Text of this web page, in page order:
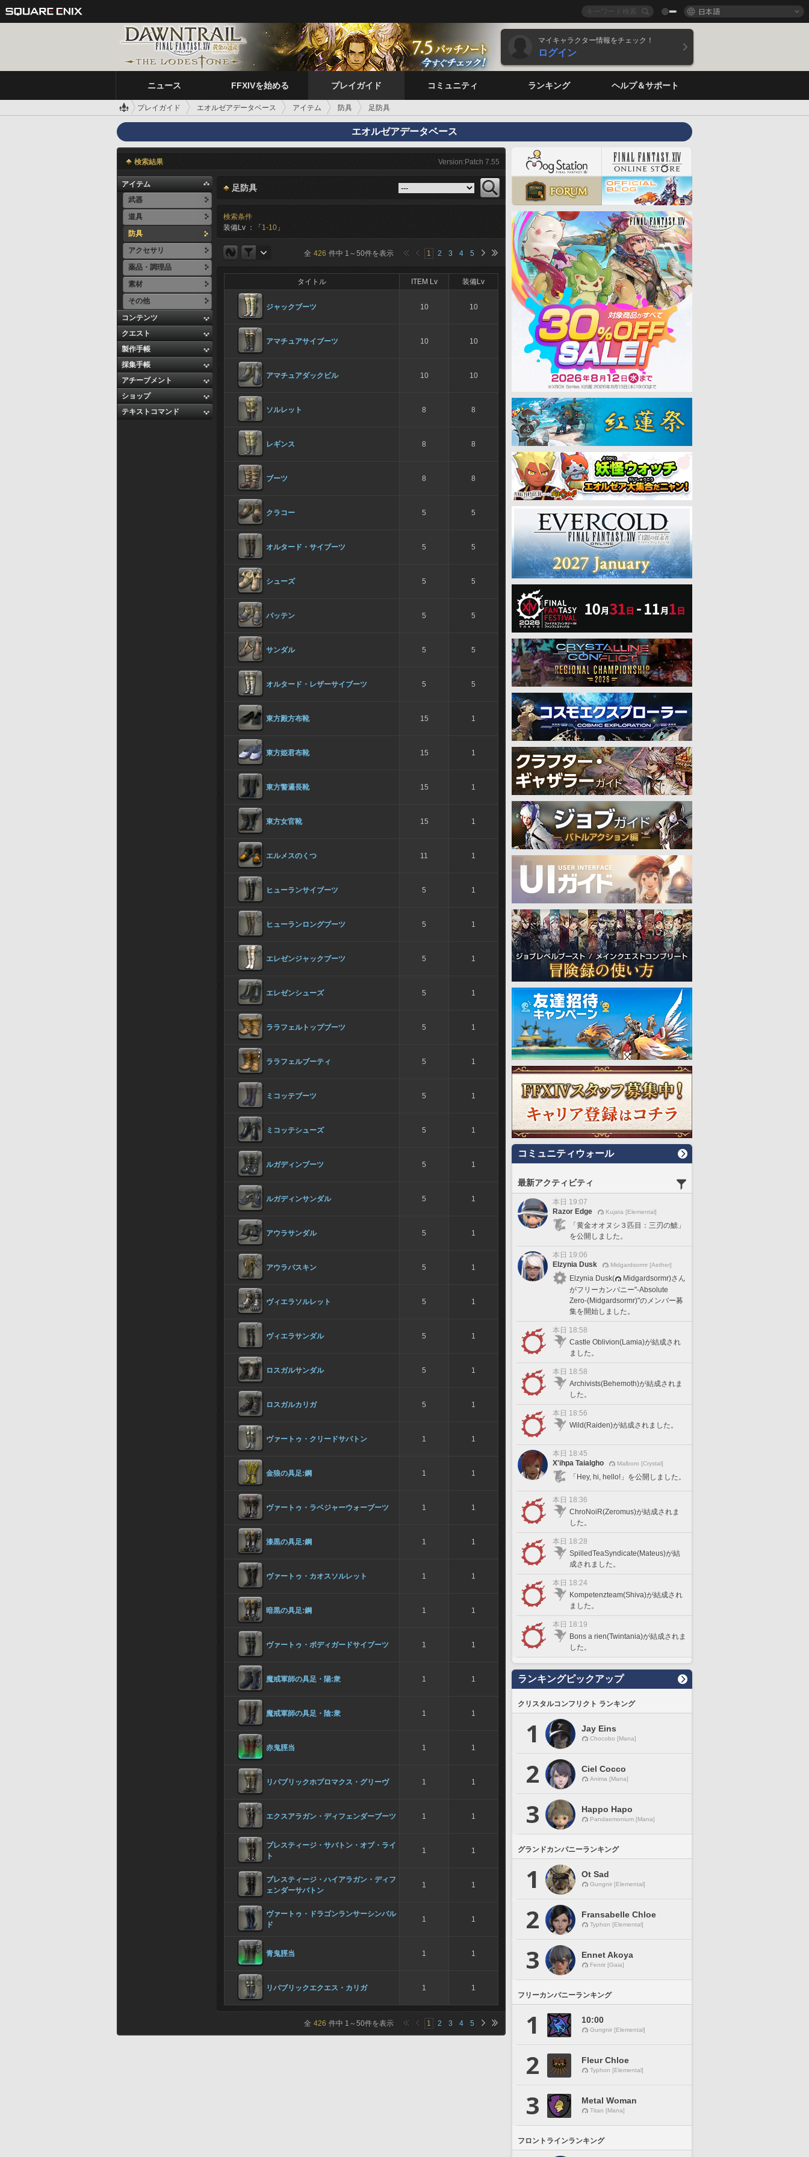
日本語
マイキャラクター情報をチェック！
ログイン
ニュース FFXIVを始める プレイガイド コミュニティ ランキング ヘルプ＆サポート
プレイガイド エオルゼアデータベース アイテム 防具 足防具
エオルゼアデータベース
検索結果 Version:Patch 7.55
アイテム
武器
道具
防具
アクセサリ
薬品・調理品
素材
その他
コンテンツ
クエスト
製作手帳
採集手帳
アチーブメント
ショップ
テキストコマンド
足防具
検索条件
装備Lv ：「 1-10 」
全 426 件中 1 ～50件を表示 1 2 3 4 5
タイトル ITEM Lv 装備Lv
ジャックブーツ 10 10
アマチュアサイブーツ 10 10
アマチュアダックビル 10 10
ソルレット 8 8
レギンス 8 8
ブーツ 8 8
クラコー 5 5
オルタード・サイブーツ 5 5
シューズ 5 5
パッテン 5 5
サンダル 5 5
オルタード・レザーサイブーツ 5 5
東方殿方布靴 15 1
東方姫君布靴 15 1
東方警邏長靴 15 1
東方女官靴 15 1
エルメスのくつ 11 1
ヒューランサイブーツ 5 1
ヒューランロングブーツ 5 1
エレゼンジャックブーツ 5 1
エレゼンシューズ 5 1
ララフェルトップブーツ 5 1
ララフェルブーティ 5 1
ミコッテブーツ 5 1
ミコッテシューズ 5 1
ルガディンブーツ 5 1
ルガディンサンダル 5 1
アウラサンダル 5 1
アウラバスキン 5 1
ヴィエラソルレット 5 1
ヴィエラサンダル 5 1
ロスガルサンダル 5 1
ロスガルカリガ 5 1
ヴァートゥ・クリードサバトン 1 1
金狼の具足:鋼 1 1
ヴァートゥ・ラベジャーウォーブーツ 1 1
漆黒の具足:鋼 1 1
ヴァートゥ・カオスソルレット 1 1
暗黒の具足:鋼 1 1
ヴァートゥ・ボディガードサイブーツ 1 1
魔戒軍師の具足・陽:衆 1 1
魔戒軍師の具足・陰:衆 1 1
赤鬼脛当 1 1
リパブリックホプロマクス・グリーヴ 1 1
エクスアラガン・ディフェンダーブーツ 1 1
プレスティージ・サバトン・オブ・ライ
ト
1 1
プレスティージ・ハイアラガン・ディフ
ェンダーサバトン
1 1
ヴァートゥ・ドラゴンランサーシンバル
ド
1 1
青鬼脛当 1 1
リパブリックエクエス・カリガ 1 1
全 426 件中 1 ～50件を表示 1 2 3 4 5
コミュニティウォール
最新アクティビティ
本日 19:07
Razor Edge
Kujata [Elemental]
「黄金オオヌシ３匹目：三刃の鯱」
を公開しました。
本日 19:06
Elzynia Dusk
Midgardsormr [Aether]
Elzynia Dusk(
Midgardsormr)さん
がフリーカンパニー"-Absolute
Zero-(Midgardsormr)"のメンバー募
集を開始しました。
本日 18:58
Castle Oblivion(Lamia)が結成され
ました。
本日 18:58
Archivists(Behemoth)が結成されま
した。
本日 18:56
Wild(Raiden)が結成されました。
本日 18:45
X'ihpa Taialgho
Malboro [Crystal]
「Hey, hi, hello!」を公開しました。
本日 18:36
ChroNoiR(Zeromus)が結成されま
した。
本日 18:28
SpilledTeaSyndicate(Mateus)が結
成されました。
本日 18:24
Kompetenzteam(Shiva)が結成され
ました。
本日 18:19
Bons a rien(Twintania)が結成されま
した。
ランキングピックアップ
クリスタルコンフリクト ランキング
1 Jay Eins
Chocobo [Mana]
2 Ciel Cocco
Anima [Mana]
3 Happo Hapo
Pandaemonium [Mana]
グランドカンパニーランキング
1 Ot Sad
Gungnir [Elemental]
2 Fransabelle Chloe
Typhon [Elemental]
3 Ennet Akoya
Fenrir [Gaia]
フリーカンパニーランキング
1 10:00
Gungnir [Elemental]
2 Fleur Chloe
Typhon [Elemental]
3 Metal Woman
Titan [Mana]
フロントラインランキング